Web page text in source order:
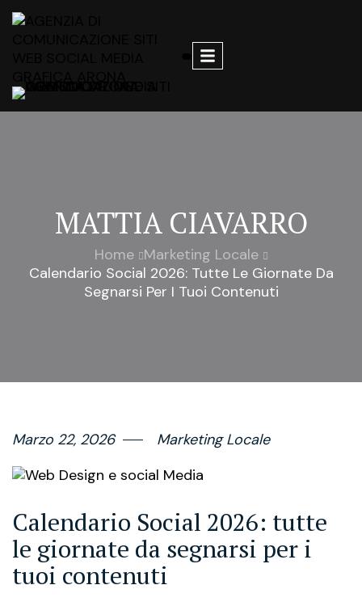
MATTIA CIAVARRO
Home Marketing Locale
Calendario Social 2026: Tutte Le Giornate Da
Segnarsi Per I Tuoi Contenuti
Marzo 22, 2026 Marketing Locale
Calendario Social 2026: tutte
le giornate da segnarsi per i
tuoi contenuti